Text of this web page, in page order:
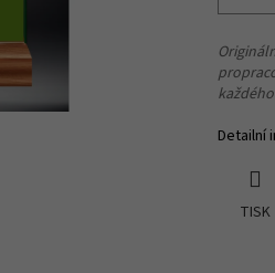
Detailní
TISK